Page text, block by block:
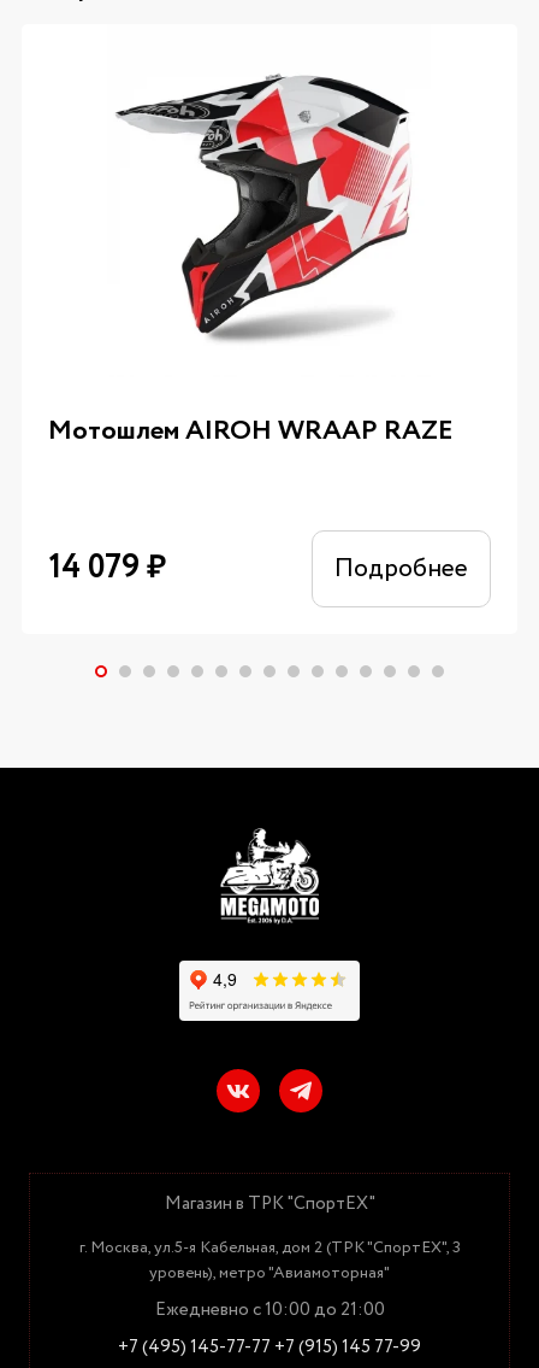
Мотошлем AIROH WRAAP RAZE
14 079₽ Подробнее
Магазин в ТРК "СпортЕХ"
г. Москва, ул.5-я Кабельная, дом 2 (ТРК "СпортЕХ", 3
уровень), метро "Авиамоторная"
Ежедневно с 10:00 до 21:00
+7 (495) 145-77-77 +7 (915) 145 77-99